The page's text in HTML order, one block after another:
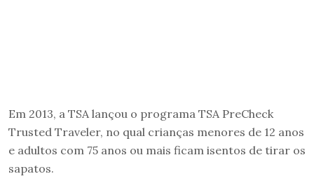
Em 2013, a TSA lançou o programa TSA PreCheck
Trusted Traveler, no qual crianças menores de 12 anos
e adultos com 75 anos ou mais ficam isentos de tirar os
sapatos.